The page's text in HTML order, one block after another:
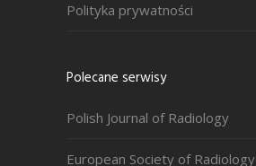
Polityka prywatności
Polecane serwisy
Polish Journal of Radiology
European Society of Radiology